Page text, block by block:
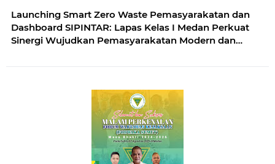
Launching Smart Zero Waste Pemasyarakatan dan
Dashboard SIPINTAR: Lapas Kelas I Medan Perkuat
Sinergi Wujudkan Pemasyarakatan Modern dan